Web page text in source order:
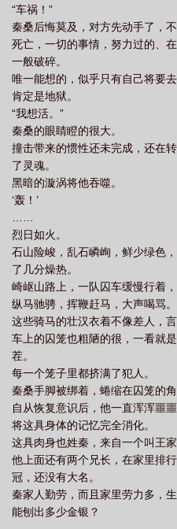
“车祸！”
秦桑后悔莫及，对方先动手了，不
死亡，一切的事情，努力过的、
一般破碎。
唯一能想的，似乎只有自己将要
肯定是地狱。
“我想活。”
秦桑的眼睛瞪的很大。
撞击带来的惯性还未完成，还在
了灵魂。
黑暗的漩涡将他吞噬。
‘轰！’
烈日如火。
石山险峻，乱石嶙峋，鲜少绿色
了几分燥热。
崎岖山路上，一队囚车缓慢行着
纵马驰骋，挥鞭赶马，大声喝骂。
这些骑马的壮汉衣着不像差人，
车上的囚笼也粗陋的很，一看就
茬。
每一个笼子里都挤满了犯人。
秦桑手脚被绑着，蜷缩在囚笼的
自从恢复意识后，他一直浑浑噩
将这具身体的记忆完全消化。
这具肉身也姓秦，来自一个叫王
他上面还有两个兄长，在家里排
冠，还没有大名。
秦家人勤劳，而且家里劳力多，
能刨出多少金银？